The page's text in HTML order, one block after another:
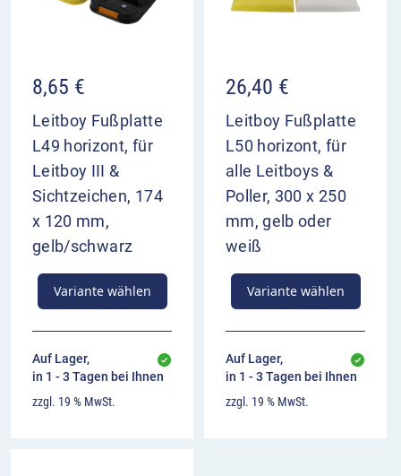
8,65 €
Leitboy Fußplatte
L49 horizont, für
Leitboy III &
Sichtzeichen, 174
x 120 mm,
gelb/schwarz
Variante wählen
Auf Lager,
in 1 - 3 Tagen bei Ihnen
zzgl. 19 % MwSt.
26,40 €
Leitboy Fußplatte
L50 horizont, für
alle Leitboys &
Poller, 300 x 250
mm, gelb oder
weiß
Variante wählen
Auf Lager,
in 1 - 3 Tagen bei Ihnen
zzgl. 19 % MwSt.